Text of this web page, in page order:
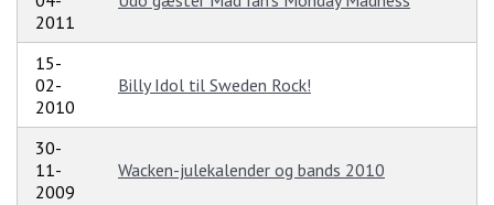
2011
15-
02-
2010
Billy Idol til Sweden Rock!
30-
11-
2009
Wacken-julekalender og bands 2010